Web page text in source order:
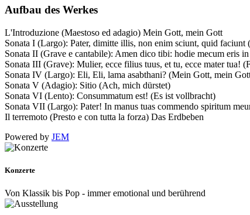
Aufbau des Werkes
L'Introduzione (Maestoso ed adagio) Mein Gott, mein Gott
Sonata I (Largo): Pater, dimitte illis, non enim sciunt, quid faciunt
Sonata II (Grave e cantabile): Amen dico tibi: hodie mecum eris
Sonata III (Grave): Mulier, ecce filius tuus, et tu, ecce mater tua!
Sonata IV (Largo): Eli, Eli, lama asabthani? (Mein Gott, mein
Sonata V (Adagio): Sitio (Ach, mich dürstet)
Sonata VI (Lento): Consummatum est! (Es ist vollbracht)
Sonata VII (Largo): Pater! In manus tuas commendo spiritum
Il terremoto (Presto e con tutta la forza) Das Erdbeben
Powered by JEM
Konzerte
Von Klassik bis Pop - immer emotional und berührend